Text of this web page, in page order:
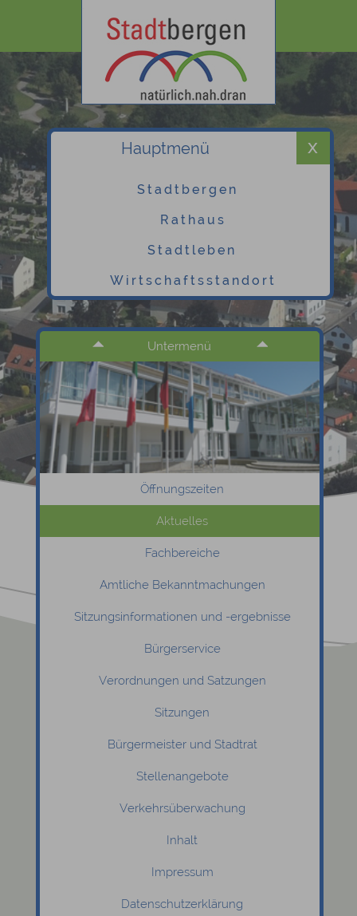
Hauptmenü
Stadtbergen
Rathaus
Stadtleben
Wirtschaftsstandort
Untermenü
Öffnungszeiten
Aktuelles
Fachbereiche
Amtliche Bekanntmachungen
Sitzungsinformationen und -ergebnisse
Bürgerservice
Verordnungen und Satzungen
Sitzungen
Bürgermeister und Stadtrat
Stellenangebote
Verkehrsüberwachung
Inhalt
Impressum
Datenschutzerklärung